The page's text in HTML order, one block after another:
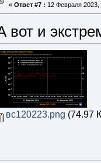
« Ответ #7 : 12 Февраля 2023,
вот и
вс120223.png (74.97